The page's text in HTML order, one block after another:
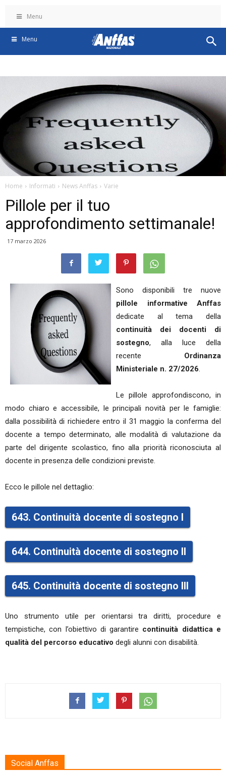
Menu
Menu
Home Informati News Anffas Varie
Pillole per il tuo
approfondimento settimanale!
17 marzo 2026
Sono disponibili tre nuove
pillole informative Anffas
dedicate al tema della
continuità dei docenti di
sostegno, alla luce della
recente Ordinanza
Ministeriale n. 27/2026.
Le pillole approfondiscono, in
modo chiaro e accessibile, le principali novità per le famiglie:
dalla possibilità di richiedere entro il 31 maggio la conferma del
docente a tempo determinato, alle modalità di valutazione da
parte del dirigente scolastico, fino alla priorità riconosciuta al
docente in presenza delle condizioni previste.
Ecco le pillole nel dettaglio:
643. Continuità docente di sostegno I
644. Continuità docente di sostegno II
645. Continuità docente di sostegno III
Uno strumento utile per orientarsi tra diritti, procedure e
tempistiche, con l’obiettivo di garantire continuità didattica e
qualità del percorso educativo degli alunni con disabilità.
Social Anffas